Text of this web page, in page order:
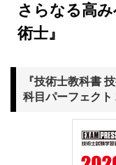
さらなる高
術士』
『技術士教科書
科目パーフェクト